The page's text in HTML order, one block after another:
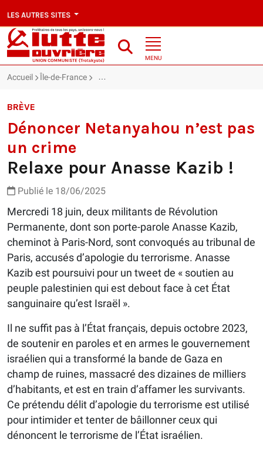
LES AUTRES SITES
MENU
Accueil Île-de-France Dénoncer Netanyahou n’est pas un crime :
BRÈVE
Dénoncer Netanyahou n’est pas
un crime
Relaxe pour Anasse Kazib !
Publié le 18/06/2025
Mercredi 18 juin, deux militants de Révolution
Permanente, dont son porte-parole Anasse Kazib,
cheminot à Paris-Nord, sont convoqués au tribunal de
Paris, accusés d’apologie du terrorisme. Anasse
Kazib est poursuivi pour un tweet de « soutien au
peuple palestinien qui est debout face à cet État
sanguinaire qu’est Israël ».
Il ne suffit pas à l’État français, depuis octobre 2023,
de soutenir en paroles et en armes le gouvernement
israélien qui a transformé la bande de Gaza en
champ de ruines, massacré des dizaines de milliers
d’habitants, et est en train d’affamer les survivants.
Ce prétendu délit d’apologie du terrorisme est utilisé
pour intimider et tenter de bâillonner ceux qui
dénoncent le terrorisme de l’État israélien.